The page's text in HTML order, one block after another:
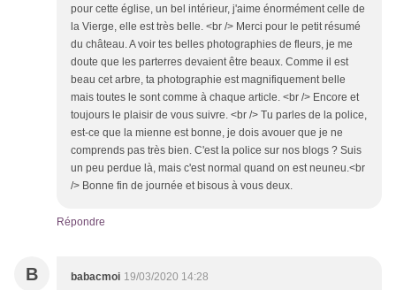
pour cette église, un bel intérieur, j'aime énormément celle de
la Vierge, elle est très belle. <br /> Merci pour le petit résumé
du château. A voir tes belles photographies de fleurs, je me
doute que les parterres devaient être beaux. Comme il est
beau cet arbre, ta photographie est magnifiquement belle
mais toutes le sont comme à chaque article. <br /> Encore et
toujours le plaisir de vous suivre. <br /> Tu parles de la police,
est-ce que la mienne est bonne, je dois avouer que je ne
comprends pas très bien. C'est la police sur nos blogs ? Suis
un peu perdue là, mais c'est normal quand on est neuneu.<br
/> Bonne fin de journée et bisous à vous deux.
Répondre
B babacmoi 19/03/2020 14:28